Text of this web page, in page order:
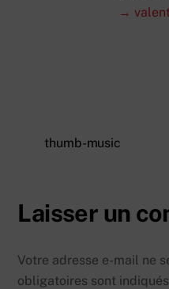
→
thumb-music
Laisser un
Votre adresse e-mail ne
obligatoires sont